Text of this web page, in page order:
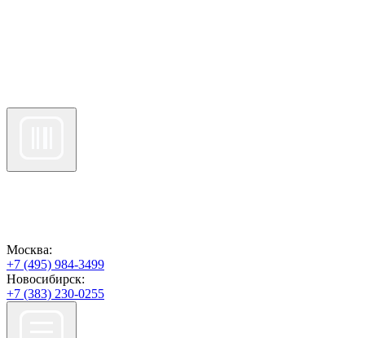
Москва:
+7 (495) 984-3499
Новосибирск:
+7 (383) 230-0255